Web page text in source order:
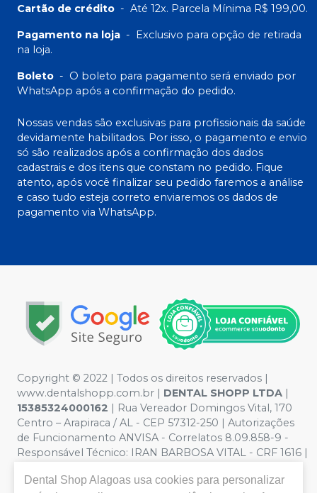
Cartão de crédito - Até 12x. Parcela Mínima R$ 199,00.
Pagamento na loja - Exclusivo para opção de retirada
na loja.
Boleto - O boleto para pagamento será enviado por
WhatsApp após a confirmação do pedido.
Nossas vendas são exclusivas para profissionais da saúde
devidamente habilitados. Por isso, o pagamento e envio
só são realizados após a confirmação dos dados
cadastrais e dos itens que constam no pedido. Fique
atento, após você finalizar seu pedido faremos a análise
e caso tudo esteja correto enviaremos os dados de
pagamento via WhatsApp.
Copyright © 2022 | Todos os direitos reservados |
www.dentalshopp.com.br | DENTAL SHOPP LTDA |
15385324000162 | Rua Vereador Domingos Vital, 170
Centro – Arapiraca / AL - CEP 57312-250 | Autorizações
de Funcionamento ANVISA - Correlatos 8.09.858-9 -
Responsável Técnico: IRAN BARBOSA VITAL - CRF 1616 |
ilustrativas - Os preços e condições da loja virtual estão
Dental Shop Alagoas usa cookies para personalizar